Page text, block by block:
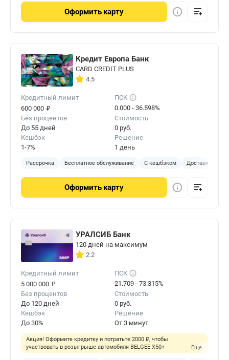
Оформить карту
Кредит Европа Банк
CARD CREDIT PLUS
4.5
Кредитный лимит
600 000 ₽
ПСК
0.000 - 36.598%
Без процентов
До 55 дней
Стоимость
0 руб.
Кешбэк
1-7%
Решение
1 день
Рассрочка Бесплатное обслуживание С кешбэком Доставка на
Оформить карту
УРАЛСИБ Банк
120 дней на максимум
2.2
Кредитный лимит
5 000 000 ₽
ПСК
21.709 - 73.315%
Без процентов
До 120 дней
Стоимость
0 руб.
Кешбэк
До 30%
Решение
От 3 минут
Акция! Оформите кредитку и потратьте 2000 ₽, чтобы
участвовать в розыгрыше автомобиля BELGEE X50+
Еще